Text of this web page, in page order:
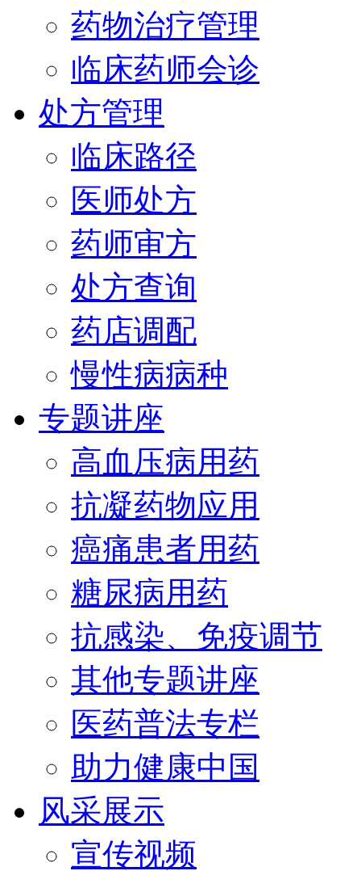
药物治疗管理
临床药师会诊
处方管理
临床路径
医师处方
药师审方
处方查询
药店调配
慢性病病种
专题讲座
高血压病用药
抗凝药物应用
癌痛患者用药
糖尿病用药
抗感染、免疫调节
其他专题讲座
医药普法专栏
助力健康中国
风采展示
宣传视频